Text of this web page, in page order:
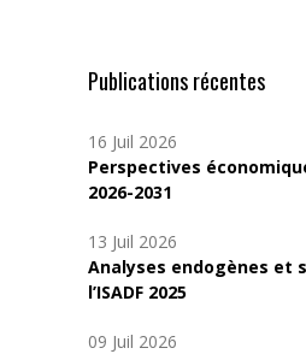
Publications récentes
16 Juil 2026
Perspectives
2026-2031
13 Juil 2026
Analyses endogènes et
l’ISADF 2025
09 Juil 2026